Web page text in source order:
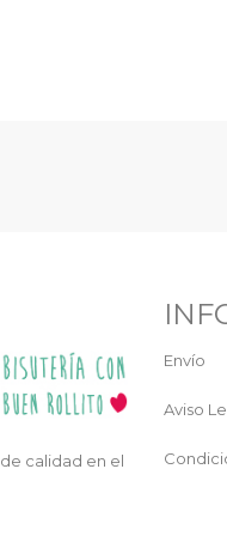
de calidad en el
Envío
Aviso